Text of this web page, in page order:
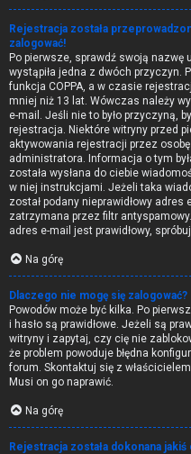
Rejestracja została
zalogować!
Po pierwsze, sprawdź swoją nazwę
wystąpiła jedna z dwóch przyczyn.
funkcja COPPA, a w czasie
mniej niż 13 lat. Wówczas należy
e-mail. Jeśli nie to było przyczyną,
rejestracja. Niektóre witryny przed
aktywowania rejestracji przez
administratora. Informacja o tym
została wysłana do ciebie
w niej instrukcjami. Jeżeli taka
został podany nieprawidłowy adres
zatrzymana przez filtr
adres e-mail jest prawidłowy,
Na górę
Dlaczego nie mogę się zalogować?
Powodów może być kilka. Po
i hasło są prawidłowe. Jeżeli są
witryny i zapytaj, czy cię nie
że problem powoduje błędna
forum. Skontaktuj się z
Musi on go naprawić.
Na górę
Rejestracja została dokonana